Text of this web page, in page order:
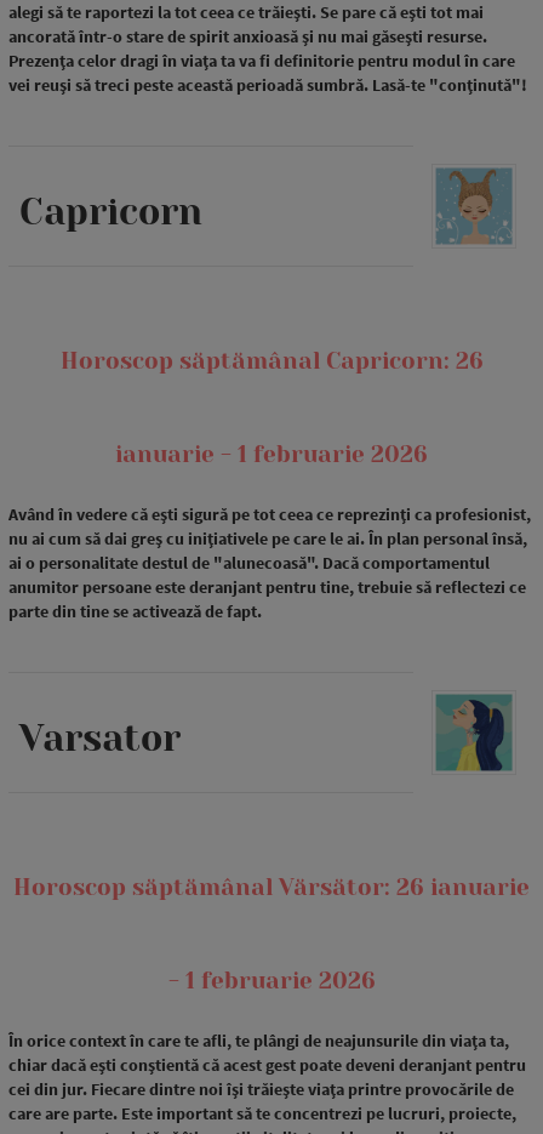
alegi să te raportezi la tot ceea ce trăiești. Se pare că ești tot mai
ancorată într-o stare de spirit anxioasă și nu mai găsești resurse.
Prezența celor dragi în viața ta va fi definitorie pentru modul în care
vei reuși să treci peste această perioadă sumbră. Lasă-te "conținută"!
Capricorn
Horoscop săptămânal Capricorn: 26
ianuarie - 1 februarie 2026
Având în vedere că ești sigură pe tot ceea ce reprezinți ca profesionist,
nu ai cum să dai greș cu inițiativele pe care le ai. În plan personal însă,
ai o personalitate destul de "alunecoasă". Dacă comportamentul
anumitor persoane este deranjant pentru tine, trebuie să reflectezi ce
parte din tine se activează de fapt.
Varsator
Horoscop săptămânal Vărsător: 26 ianuarie
- 1 februarie 2026
În orice context în care te afli, te plângi de neajunsurile din viața ta,
chiar dacă ești conștientă că acest gest poate deveni deranjant pentru
cei din jur. Fiecare dintre noi își trăiește viața printre provocările de
care are parte. Este important să te concentrezi pe lucruri, proiecte,